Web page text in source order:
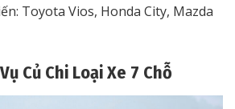
Toyota Vios, Honda City, Mazda
Củ Chi Loại Xe 7 Chỗ